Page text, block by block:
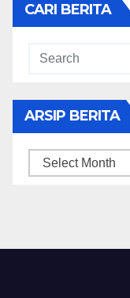
CARI BERITA
ARSIP BERITA
ARSIP